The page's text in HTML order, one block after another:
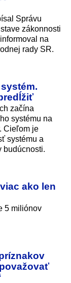
Správu
zákonnosti
na
rady SR.
začína
systému na
Cieľom je
systému a
budúcnosti.
ako len
5 miliónov